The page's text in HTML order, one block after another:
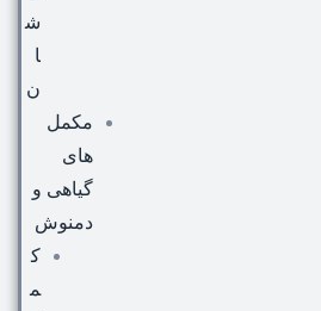
ش
ا
ن
مکمل
های
گیاهی و
دمنوش
ک
م